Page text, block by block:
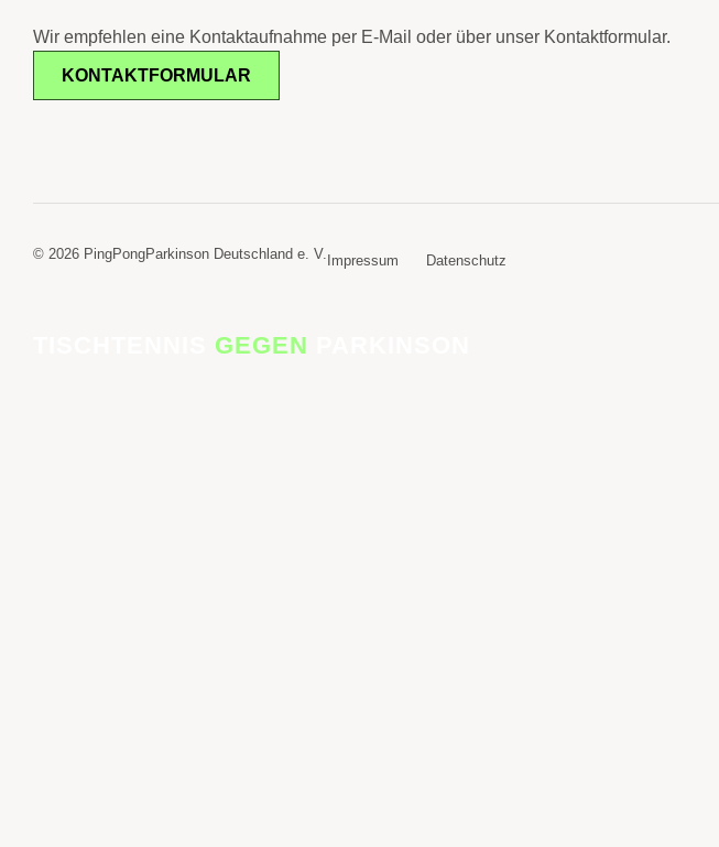
Wir empfehlen eine Kontaktaufnahme per E-Mail oder über unser Kontaktformular.
KONTAKTFORMULAR
© 2026 PingPongParkinson Deutschland e. V. Impressum Datenschutz
GEGEN